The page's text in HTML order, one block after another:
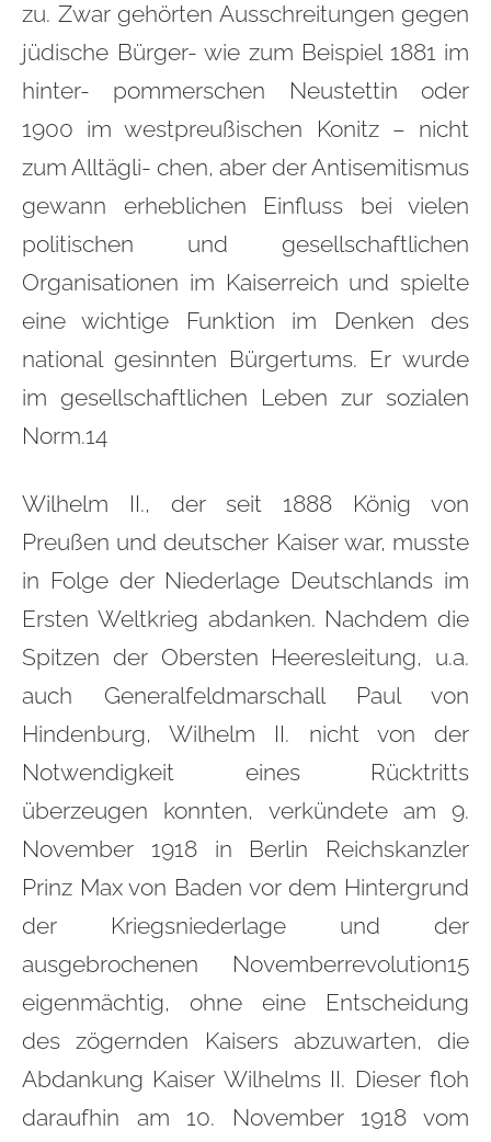
zu. Zwar gehörten Ausschreitungen gegen
jüdische Bürger- wie zum Beispiel 1881 im
hinter- pommerschen Neustettin oder
1900 im westpreußischen Konitz – nicht
zum Alltägli- chen, aber der Antisemitismus
gewann erheblichen Einfluss bei vielen
politischen und gesellschaftlichen
Organisationen im Kaiserreich und spielte
eine wichtige Funktion im Denken des
national gesinnten Bürgertums. Er wurde
im gesellschaftlichen Leben zur sozialen
Norm.14
Wilhelm II., der seit 1888 König von
Preußen und deutscher Kaiser war, musste
in Folge der Niederlage Deutschlands im
Ersten Weltkrieg abdanken. Nachdem die
Spitzen der Obersten Heeresleitung, u.a.
auch Generalfeldmarschall Paul von
Hindenburg, Wilhelm II. nicht von der
Notwendigkeit eines Rücktritts
überzeugen konnten, verkündete am 9.
November 1918 in Berlin Reichskanzler
Prinz Max von Baden vor dem Hintergrund
der Kriegsniederlage und der
ausgebrochenen Novemberrevolution15
eigenmächtig, ohne eine Entscheidung
des zögernden Kaisers abzuwarten, die
Abdankung Kaiser Wilhelms II. Dieser floh
daraufhin am 10. November 1918 vom